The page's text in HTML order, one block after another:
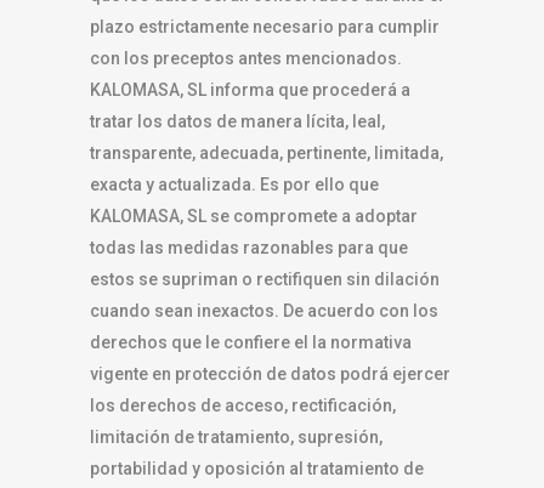
plazo estrictamente necesario para cumplir
con los preceptos antes mencionados.
KALOMASA, SL informa que procederá a
tratar los datos de manera lícita, leal,
transparente, adecuada, pertinente, limitada,
exacta y actualizada. Es por ello que
KALOMASA, SL se compromete a adoptar
todas las medidas razonables para que
estos se supriman o rectifiquen sin dilación
cuando sean inexactos. De acuerdo con los
derechos que le confiere el la normativa
vigente en protección de datos podrá ejercer
los derechos de acceso, rectificación,
limitación de tratamiento, supresión,
portabilidad y oposición al tratamiento de